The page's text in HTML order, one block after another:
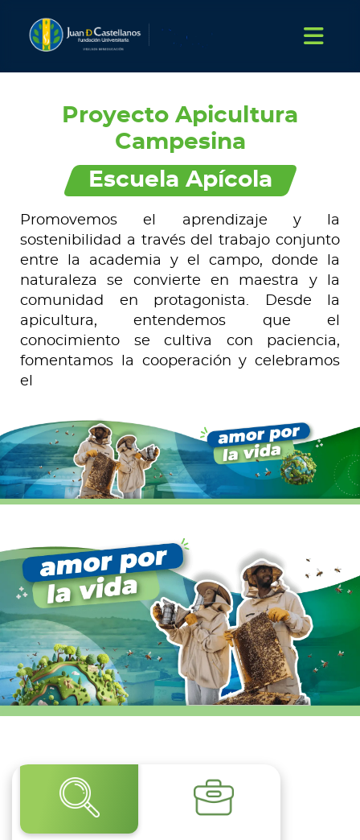
Proyecto Apicultura
Campesina
Escuela Apícola
Promovemos el aprendizaje y la
sostenibilidad a través del trabajo conjunto
entre la academia y el campo, donde la
naturaleza se convierte en maestra y la
comunidad en protagonista. Desde la
apicultura, entendemos que el
conocimiento se cultiva con paciencia,
fomentamos la cooperación y celebramos
el